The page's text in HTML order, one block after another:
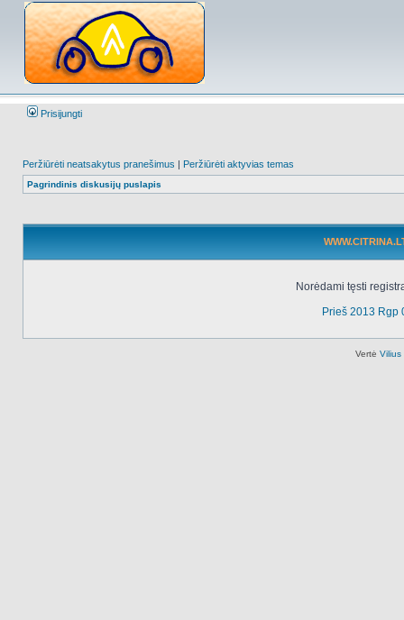
Prisijungti
Peržiūrėti neatsakytus pranešimus | Peržiūrėti aktyvias temas
Pagrindinis diskusijų puslapis
Norėdami tęsti
Prieš 2013 Rgp
Vertė Vilius